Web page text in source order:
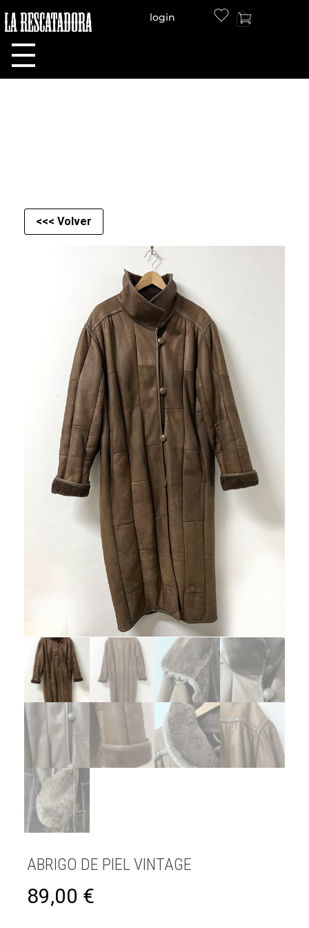
LA RESCATADORA
login
<<< Volver
ABRIGO DE PIEL VINTAGE
89,00 €